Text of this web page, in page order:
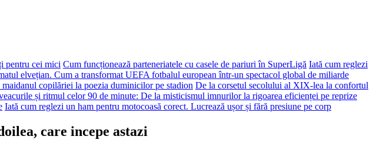
pentru cei mici Cum funcționează parteneriatele cu casele de pariuri în SuperLigă Iată cum reglezi
elvețian. Cum a transformat UEFA fotbalul european într-un spectacol global de miliarde
maidanul copilăriei la poezia duminicilor pe stadion De la corsetul secolului al XIX-lea la confortul
și ritmul celor 90 de minute: De la misticismul imnurilor la rigoarea eficienței pe reprize
Iată cum reglezi un ham pentru motocoasă corect. Lucrează ușor și fără presiune pe corp
care incepe astazi